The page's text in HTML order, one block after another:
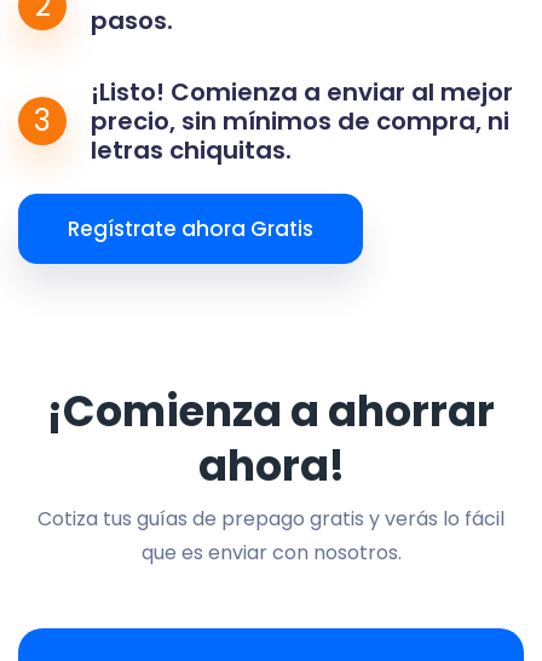
pasos.
3
¡Listo! Comienza a enviar al mejor
precio, sin mínimos de compra, ni
letras chiquitas.
Regístrate ahora Gratis
¡Comienza a ahorrar
ahora!
Cotiza tus guías de prepago gratis y verás lo fácil
que es enviar con nosotros.